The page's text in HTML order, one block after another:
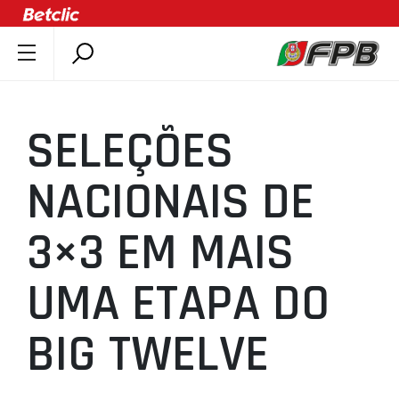
ÚLTIMAS
COMPETIÇÕES
ASSOCIAÇÕES
CLUBES
AGENTES
AGENDA
SELEÇÕES
MINIBASQUETE
SELEÇÕES
NACIONAIS DE
3×3 EM MAIS
UMA ETAPA DO
BIG TWELVE